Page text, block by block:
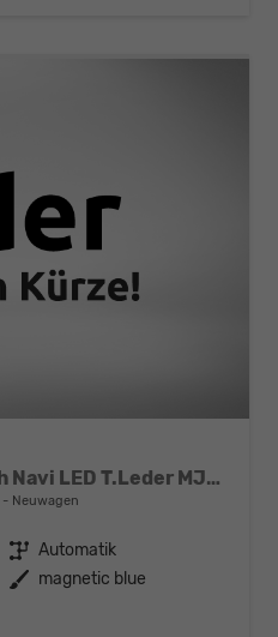
1.3 48V SOFORT P.dach Navi LED T.Leder MJ25 AT
Neuwagen
Getriebe Automatik
Außenfarbe magnetic blue